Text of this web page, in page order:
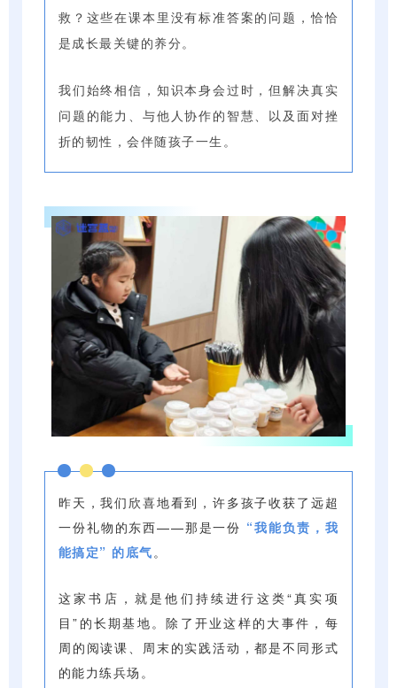
救？这些在课本里没有标准答案的问题，恰恰
是成长最关键的养分。
我们始终相信，知识本身会过时，但解决真实
问题的能力、与他人协作的智慧、以及面对挫
折的韧性，会伴随孩子一生。
昨天，我们欣喜地看到，许多孩子收获了远超
一份礼物的东西——那是一份 “我能负责，我
能搞定” 的底气 。
这家书店，就是他们持续进行这类“真实项
目”的长期基地。除了开业这样的大事件，每
周的阅读课、周末的实践活动，都是不同形式
的能力练兵场。